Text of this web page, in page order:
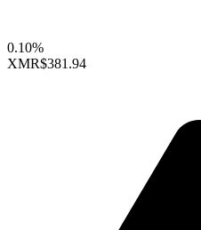
0.10%
XMR$381.94